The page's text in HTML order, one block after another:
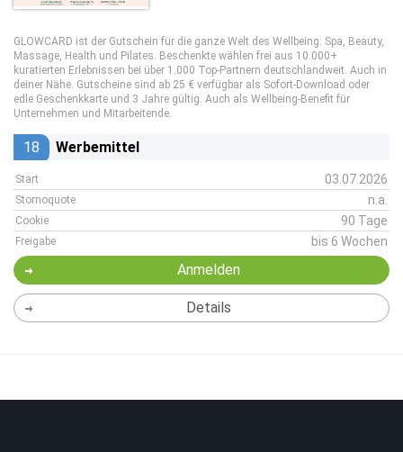
GLOWCARD ist der Gutschein für die ganze Welt des Wellbeing: Spa, Beauty,
Massage, Health und Pilates. Beschenkte wählen frei aus 10.000+
kuratierten Erlebnissen bei über 1.000 Top-Partnern deutschlandweit. Auch in
deiner Nähe. Gutscheine sind ab 25 € verfügbar als Sofort-Download oder
edle Geschenkkarte und 3 Jahre gültig. Auch als Wellbeing-Benefit für
Unternehmen und Mitarbeitende.
18 Werbemittel
Start 03.07.2026
Stornoquote n.a.
Cookie 90 Tage
Freigabe bis 6 Wochen
Anmelden
Details